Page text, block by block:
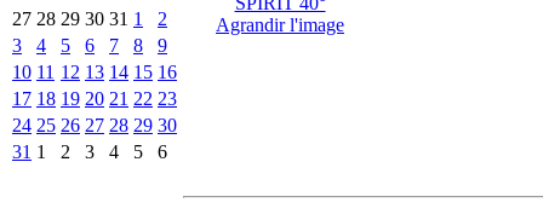
27 28 29 30 31 1
2
3
4 5 6 7 8
9
10 11 12 13 14 15 16
17 18 19 20 21 22 23
24 25 26 27 28 29 30
31 1 2 3 4 5 6
Agrandir l'image